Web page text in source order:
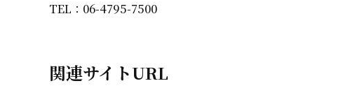
TEL：06-4795-7500
関連サイトURL